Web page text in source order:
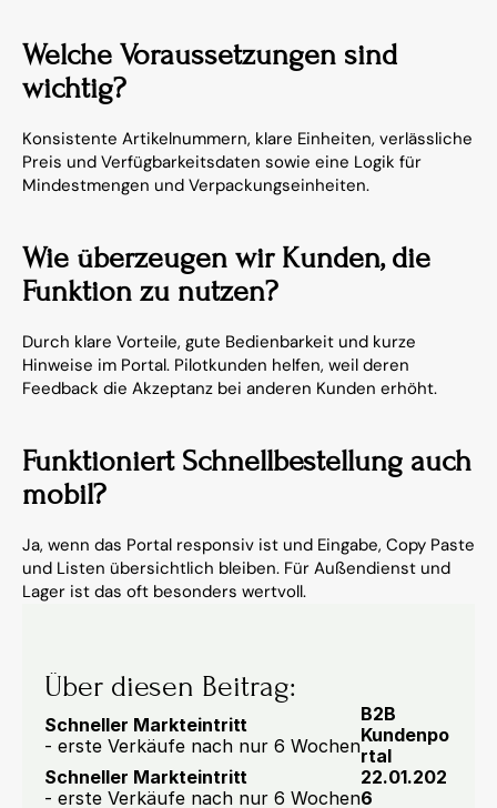
Welche Voraussetzungen sind
wichtig?
Konsistente Artikelnummern, klare Einheiten, verlässliche
Preis und Verfügbarkeitsdaten sowie eine Logik für
Mindestmengen und Verpackungseinheiten.
Wie überzeugen wir Kunden, die
Funktion zu nutzen?
Durch klare Vorteile, gute Bedienbarkeit und kurze
Hinweise im Portal. Pilotkunden helfen, weil deren
Feedback die Akzeptanz bei anderen Kunden erhöht.
Funktioniert Schnellbestellung auch
mobil?
Ja, wenn das Portal responsiv ist und Eingabe, Copy Paste
und Listen übersichtlich bleiben. Für Außendienst und
Lager ist das oft besonders wertvoll.
Über diesen Beitrag:
Schneller Markteintritt
- erste Verkäufe nach nur 6 Wochen
B2B
Kundenpo
rtal
Schneller Markteintritt
- erste Verkäufe nach nur 6 Wochen
22.01.202
6